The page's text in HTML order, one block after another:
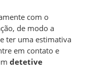
com o
de modo a
ter uma estimativa
em contato e
detetive